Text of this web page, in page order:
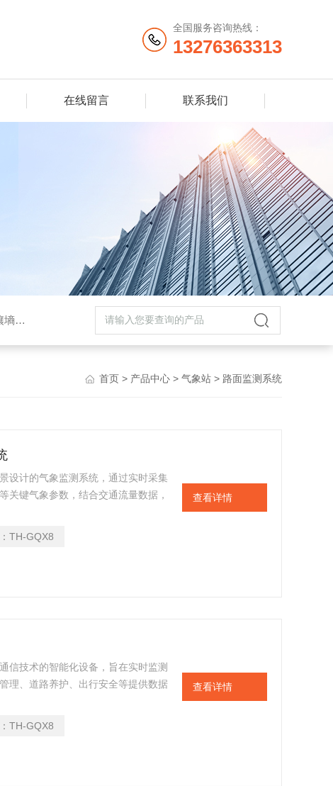
全国服务咨询热线：
13276363313
在线留言 联系我们
站
首页 > 产品中心 > 气象站 > 路面监测系统
设计的气象监测系统，通过实时采集
关键气象参数，结合交通流量数据，
TH-GQX8
查看详情
信技术的智能化设备，旨在实时监测
理、道路养护、出行安全等提供数据
TH-GQX8
查看详情